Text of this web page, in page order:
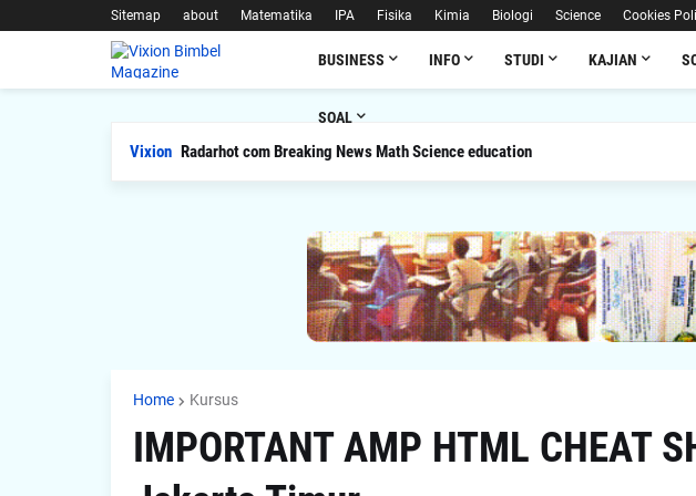
Sitemap about Matematika IPA Fisika Kimia Biologi Science Cookies
BUSINESS INFO STUDI KAJIAN
SOAL
Vixion Radarhot com Breaking News Math Science education
Soal Latihan Perpangkatan dan Bentuk Akar
Home Kursus
IMPORTANT AMP HTML CHEAT